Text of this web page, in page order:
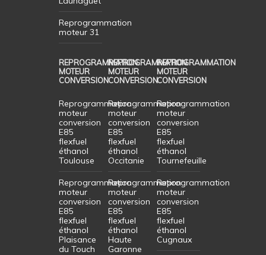
Reprogrammation
moteur 31
REPROGRAMMATION
MOTEUR
CONVERSION
Reprogrammation
moteur
conversion
E85
flexfuel
éthanol
Toulouse
Reprogrammation
moteur
conversion
E85
flexfuel
éthanol
Plaisance
du Touch
REPROGRAMMATION
MOTEUR
CONVERSION
Reprogrammation
moteur
conversion
E85
flexfuel
éthanol
Occitanie
Reprogrammation
moteur
conversion
E85
flexfuel
éthanol
Haute
Garonne
REPROGRAMMATION
MOTEUR
CONVERSION
Reprogrammation
moteur
conversion
E85
flexfuel
éthanol
Tournefeuille
Reprogrammation
moteur
conversion
E85
flexfuel
éthanol
Cugnaux